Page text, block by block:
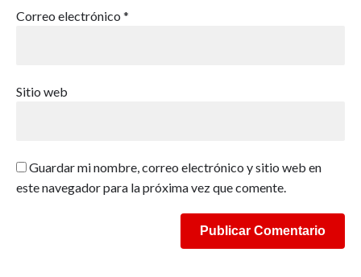
Correo electrónico *
Sitio web
Guardar mi nombre, correo electrónico y sitio web en
este navegador para la próxima vez que comente.